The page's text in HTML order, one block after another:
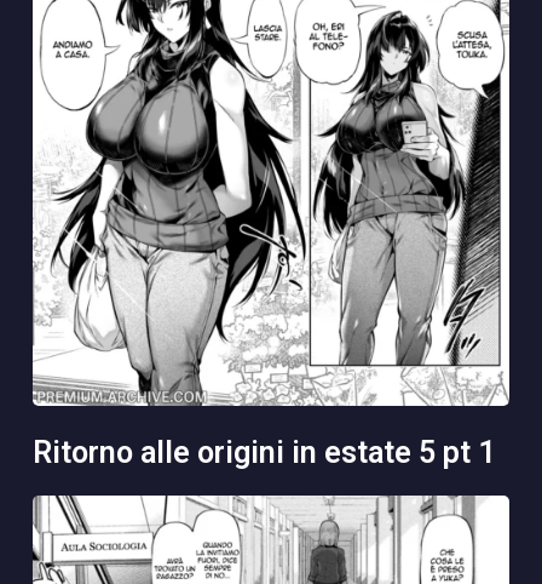
ritorno alle origini in estate 5 pt 1